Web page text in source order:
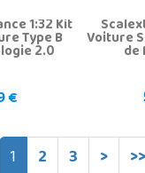
1:32 Kit
Type B
2.0
€
Voiturede
1 2 3 > >>